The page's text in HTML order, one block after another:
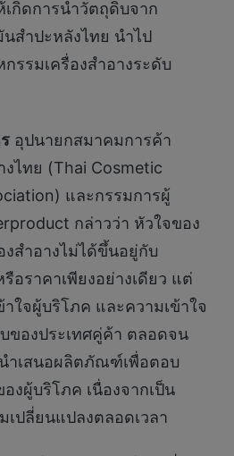
เกิดการนำวัตถุดิบจาก
สำปะหลังไทย นำไป
รรมเครื่องสำอางระดับ
อุปนายกสมาคมการค้า
งไทย (Thai Cosmetic
และกรรมการผู้
กล่าวว่า หัวใจของ
งสำอางไม่ได้ขึ้นอยู่กับ
ราคาเพียงอย่างเดียว แต่
ใจผู้บริโภค และความเข้าใจ
ของประเทศคู่ค้า ตลอดจน
ำเสนอผลิตภัณฑ์เพื่อตอบ
งผู้บริโภค เนื่องจากเป็น
ปลี่ยนแปลงตลอดเวลา